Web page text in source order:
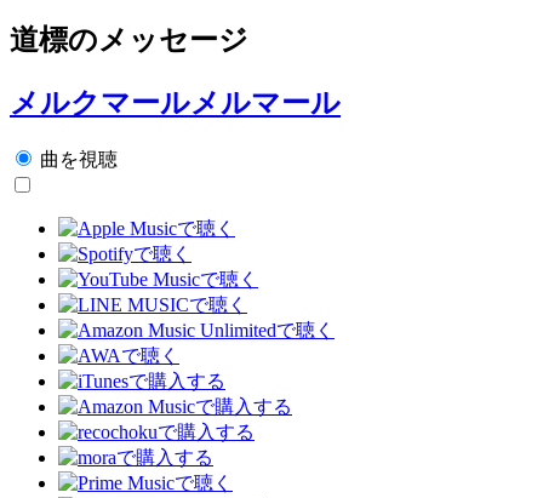
道標のメッセージ
メルクマールメルマール
曲を視聴